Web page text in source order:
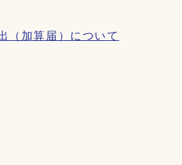
（加算届）について